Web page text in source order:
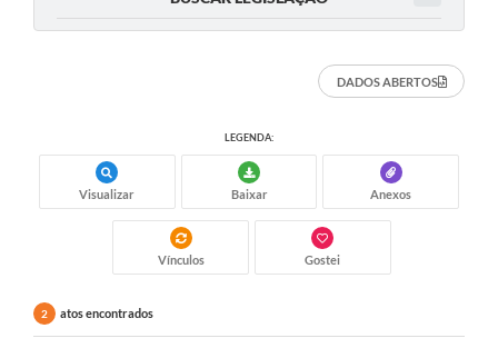
DADOS ABERTOS
LEGENDA:
Visualizar Baixar Anexos
Vínculos Gostei
2 atos encontrados